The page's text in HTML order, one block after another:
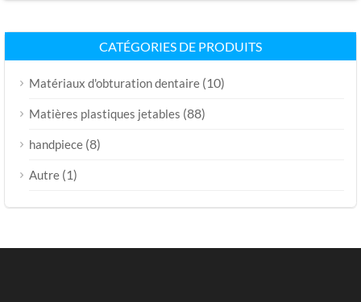
CATÉGORIES DE PRODUITS
Matériaux d'obturation dentaire (10)
Matières plastiques jetables (88)
handpiece (8)
Autre (1)